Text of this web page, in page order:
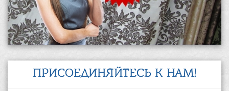
ПРИСОЕДИНЯЙТЕСЬ К НАМ!